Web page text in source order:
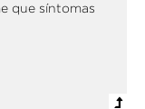
que síntomas